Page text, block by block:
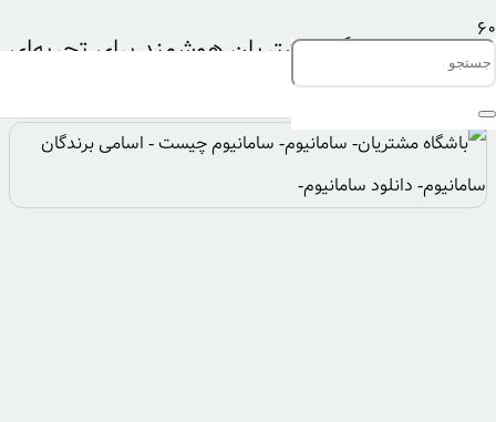
سامانیوم؛ باشگاه مشتریان هوشمند برای تجربه‌ای